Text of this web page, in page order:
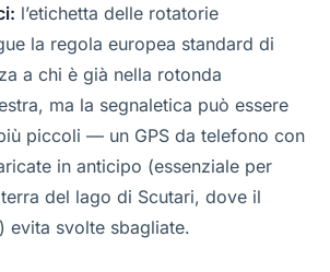
l’etichetta delle rotatorie
la regola europea standard di
a chi è già nella rotonda
ma la segnaletica può essere
piccoli — un GPS da telefono con
in anticipo (essenziale per
del lago di Scutari, dove il
evita svolte sbagliate.